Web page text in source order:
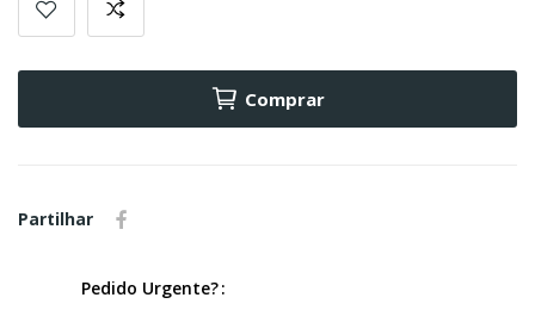
Comprar
Partilhar
Pedido Urgente?